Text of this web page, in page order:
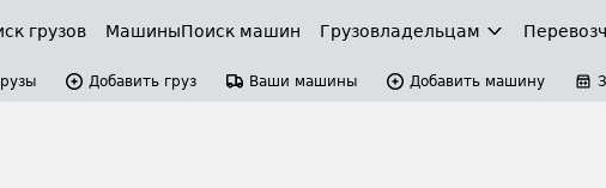
грузов МашиныПоиск машин Грузовладельцам
Добавить груз Ваши машины Добавить машину